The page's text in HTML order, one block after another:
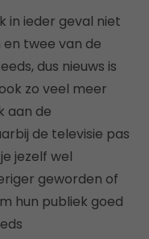
in ieder geval niet
en twee van de
dus nieuws is
zo veel meer
aan de
de televisie pas
jezelf wel
geworden of
hun publiek goed